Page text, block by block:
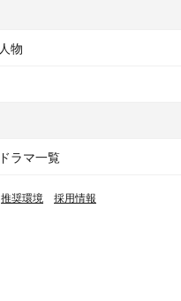
人物
ドラマ一覧
推奨環境 採用情報